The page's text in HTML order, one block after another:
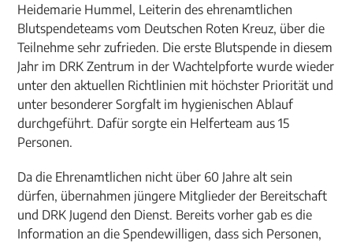
Heidemarie Hummel, Leiterin des ehrenamtlichen
Blutspendeteams vom Deutschen Roten Kreuz, über die
Teilnehme sehr zufrieden. Die erste Blutspende in diesem
Jahr im DRK Zentrum in der Wachtelpforte wurde wieder
unter den aktuellen Richtlinien mit höchster Priorität und
unter besonderer Sorgfalt im hygienischen Ablauf
durchgeführt. Dafür sorgte ein Helferteam aus 15
Personen.
Da die Ehrenamtlichen nicht über 60 Jahre alt sein
dürfen, übernahmen jüngere Mitglieder der Bereitschaft
und DRK Jugend den Dienst. Bereits vorher gab es die
Information an die Spendewilligen, dass sich Personen,